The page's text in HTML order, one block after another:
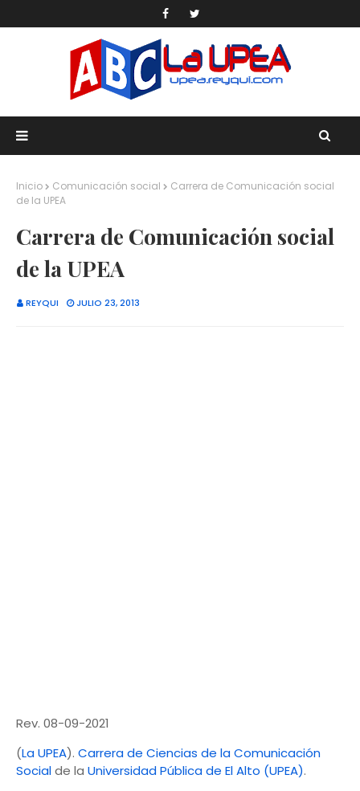
Inicio Comunicación social
Carrera de Comunicación social
de la UPEA
Carrera de Comunicación social
de la UPEA
REYQUI JULIO 23, 2013
Rev. 08-09-2021
(La UPEA). Carrera de Ciencias de la Comunicación
Socialde la Universidad Pública de El Alto (UPEA).